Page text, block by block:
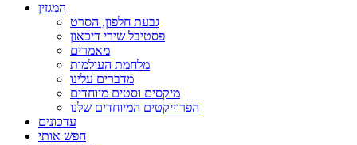
המגזין
גבעת חלפון, הסרט
פסטיבל שירי דיכאון
מאמרים
מלחמת העולמות
מדברים עלינו
מיקסים וסטים מיוחדים
הפרוייקטים המיוחדים שלנו
עדכונים
חפש אותי